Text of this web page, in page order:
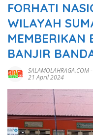
FORHATI
WILAYAH
MEMBERIKAN
BANJIR
SALAMOLAHRAGA.COM-
21 April 2024